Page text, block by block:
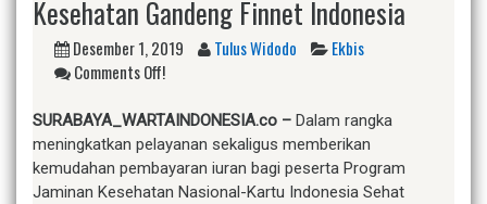
Kesehatan Gandeng Finnet Indonesia
Desember 1, 2019 Tulus Widodo
Ekbis
Comments Off!
SURABAYA_WARTAINDONESIA.co – Dalam rangka
meningkatkan pelayanan sekaligus memberikan
kemudahan pembayaran iuran bagi peserta Program
Jaminan Kesehatan Nasional-Kartu Indonesia Sehat